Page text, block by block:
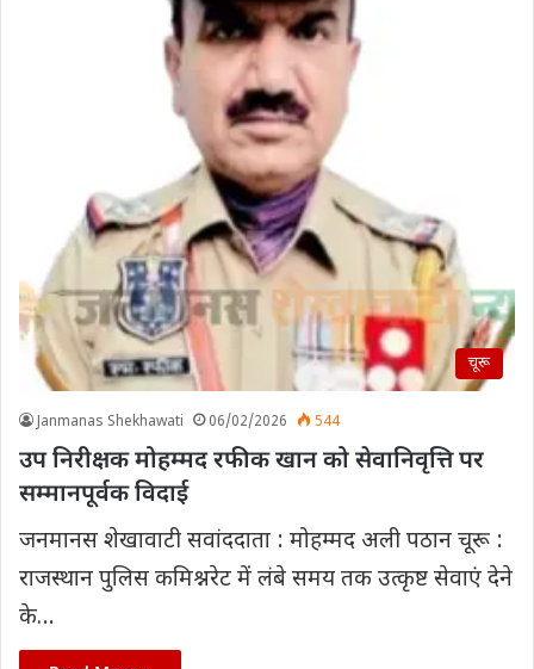
चूरू
Janmanas Shekhawati 06/02/2026 544
उप निरीक्षक मोहम्मद रफीक खान को सेवानिवृत्ति पर
सम्मानपूर्वक विदाई
जनमानस शेखावाटी सवांददाता : मोहम्मद अली पठान चूरू :
राजस्थान पुलिस कमिश्नरेट में लंबे समय तक उत्कृष्ट सेवाएं देने
के…